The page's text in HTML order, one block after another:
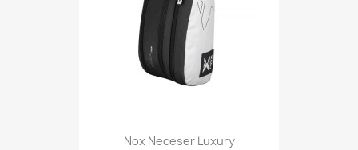
Nox Neceser Luxury